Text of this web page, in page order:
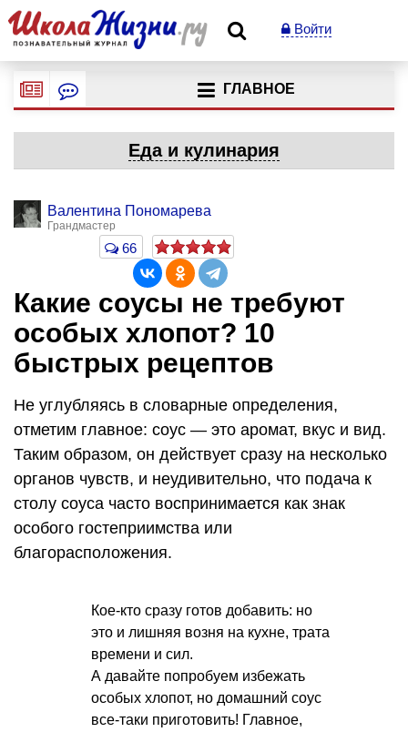
Войти
ГЛАВНОЕ
Еда и кулинария
Валентина Пономарева
Грандмастер
66
Какие соусы не требуют
особых хлопот? 10
быстрых рецептов
Не углубляясь в словарные определения,
отметим главное: соус — это аромат, вкус и вид.
Таким образом, он действует сразу на несколько
органов чувств, и неудивительно, что подача к
столу соуса часто воспринимается как знак
особого гостеприимства или
благорасположения.
Кое-кто сразу готов добавить: но
это и лишняя возня на кухне, трата
времени и сил.
А давайте попробуем избежать
особых хлопот, но домашний соус
все-таки приготовить! Главное,